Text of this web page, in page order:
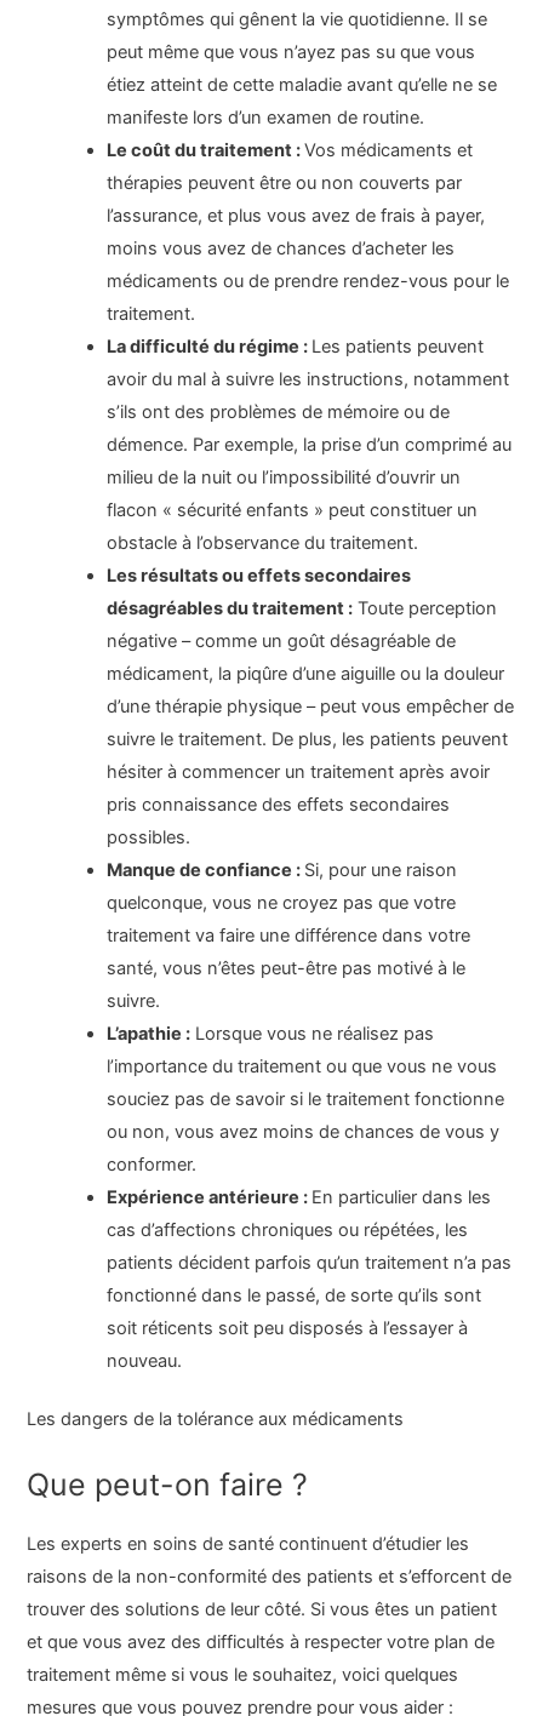
symptômes qui gênent la vie quotidienne. Il se
peut même que vous n’ayez pas su que vous
étiez atteint de cette maladie avant qu’elle ne se
manifeste lors d’un examen de routine.
Le coût du traitement :Vos médicaments et
thérapies peuvent être ou non couverts par
l’assurance, et plus vous avez de frais à payer,
moins vous avez de chances d’acheter les
médicaments ou de prendre rendez-vous pour le
traitement.
La difficulté du régime : Les patients peuvent
avoir du mal à suivre les instructions, notamment
s’ils ont des problèmes de mémoire ou de
démence. Par exemple, la prise d’un comprimé au
milieu de la nuit ou l’impossibilité d’ouvrir un
flacon « sécurité enfants » peut constituer un
obstacle à l’observance du traitement.
Les résultats ou effets secondaires
désagréables du traitement : Toute perception
négative – comme un goût désagréable de
médicament, la piqûre d’une aiguille ou la douleur
d’une thérapie physique – peut vous empêcher de
suivre le traitement. De plus, les patients peuvent
hésiter à commencer un traitement après avoir
pris connaissance des effets secondaires
possibles.
Manque de confiance : Si, pour une raison
quelconque, vous ne croyez pas que votre
traitement va faire une différence dans votre
santé, vous n’êtes peut-être pas motivé à le
suivre.
L’apathie : Lorsque vous ne réalisez pas
l’importance du traitement ou que vous ne vous
souciez pas de savoir si le traitement fonctionne
ou non, vous avez moins de chances de vous y
conformer.
Expérience antérieure : En particulier dans les
cas d’affections chroniques ou répétées, les
patients décident parfois qu’un traitement n’a pas
fonctionné dans le passé, de sorte qu’ils sont
soit réticents soit peu disposés à l’essayer à
nouveau.
Les dangers de la tolérance aux médicaments
Que peut-on faire ?
Les experts en soins de santé continuent d’étudier les
raisons de la non-conformité des patients et s’efforcent de
trouver des solutions de leur côté. Si vous êtes un patient
et que vous avez des difficultés à respecter votre plan de
traitement même si vous le souhaitez, voici quelques
mesures que vous pouvez prendre pour vous aider :